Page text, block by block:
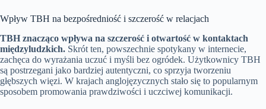
Wpływ TBH na bezpośredniość i szczerość w relacjach
TBH znacząco wpływa na szczerość i otwartość w kontaktach
międzyludzkich. Skrót ten, powszechnie spotykany w internecie,
zachęca do wyrażania uczuć i myśli bez ogródek. Użytkownicy TBH
są postrzegani jako bardziej autentyczni, co sprzyja tworzeniu
głębszych więzi. W krajach anglojęzycznych stało się to popularnym
sposobem promowania prawdziwości i uczciwej komunikacji.